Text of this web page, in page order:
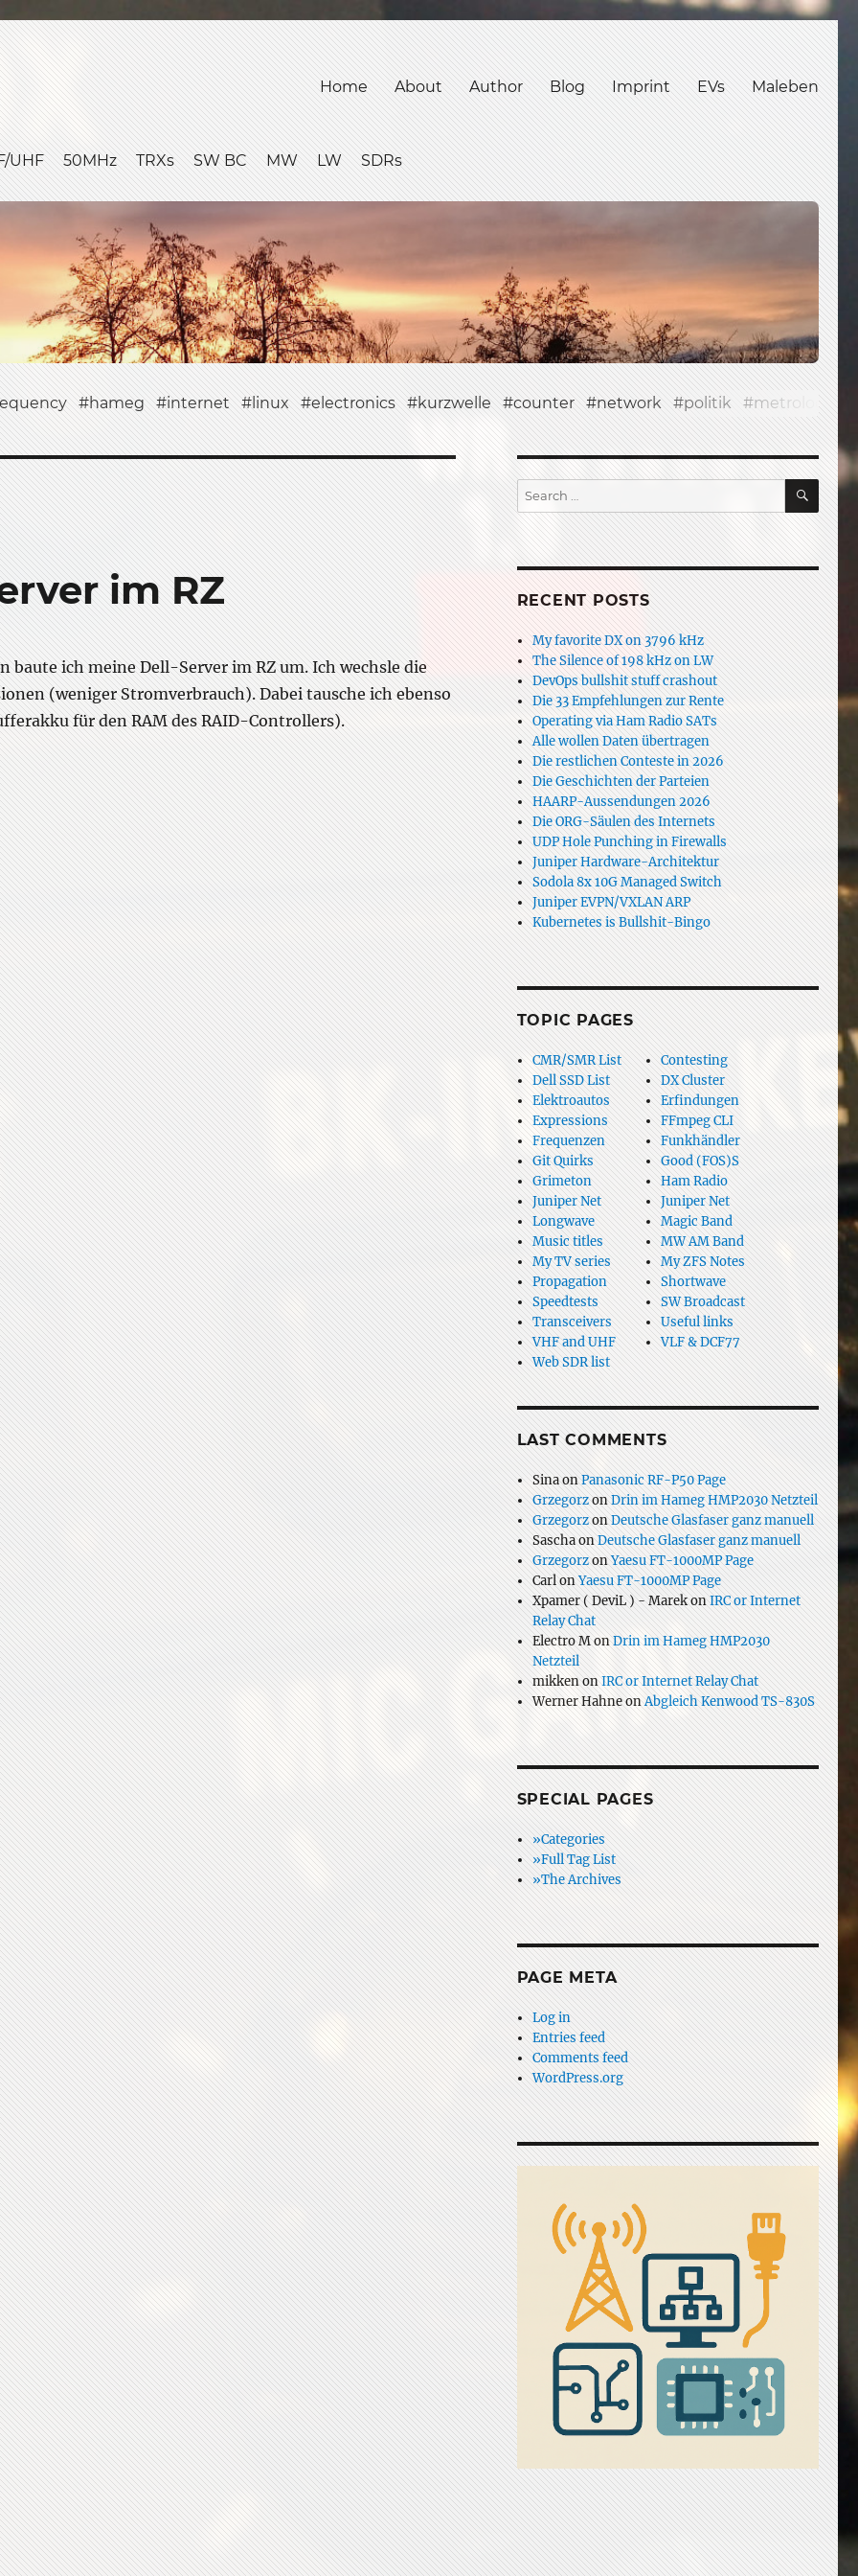
Home About Author Blog Imprint EVs Maleben
UHF 50MHz TRXs SW BC MW LW SDRs
hameg internet linux electronics kurzwelle counter network politik metrology
im RZ
baute ich meine Dell-Server im RZ um. Ich wechsle die
(weniger Stromverbrauch). Dabei tausche ich ebenso
für den RAM des RAID-Controllers).
der Dell-Server im RZ”
Search
for:
RECENT POSTS
My favorite DX on 3796 kHz
The Silence of 198 kHz on LW
DevOps bullshit stuff crashout
Die 33 Empfehlungen zur Rente
Operating via Ham Radio SATs
Alle wollen Daten übertragen
Die restlichen Conteste in 2026
Die Geschichten der Parteien
HAARP-Aussendungen 2026
Die ORG-Säulen des Internets
UDP Hole Punching in Firewalls
Juniper Hardware-Architektur
Sodola 8x 10G Managed Switch
Juniper EVPN/VXLAN ARP
Kubernetes is Bullshit-Bingo
TOPIC PAGES
CMR/SMR List
Contesting
Dell SSD List
DX Cluster
Elektroautos
Erfindungen
Expressions
FFmpeg CLI
Frequenzen
Funkhändler
Git Quirks
Good (FOS)S
Grimeton
Ham Radio
Juniper Net
Juniper Net
Longwave
Magic Band
Music titles
MW AM Band
My TV series
My ZFS Notes
Propagation
Shortwave
Speedtests
SW Broadcast
Transceivers
Useful links
VHF and UHF
VLF & DCF77
Web SDR list
LAST COMMENTS
SinaonPanasonic RF-P50 Page
GrzegorzonDrin im Hameg HMP2030 Netzteil
GrzegorzonDeutsche Glasfaser ganz manuell
SaschaonDeutsche Glasfaser ganz manuell
GrzegorzonYaesu FT-1000MP Page
CarlonYaesu FT-1000MP Page
Xpamer ( DeviL ) - MarekonIRC or Internet
Relay Chat
Electro MonDrin im Hameg HMP2030
Netzteil
mikkenonIRC or Internet Relay Chat
Werner HahneonAbgleich Kenwood TS-830S
SPECIAL PAGES
»Categories
»Full Tag List
»The Archives
PAGE META
Log in
Entries feed
Comments feed
WordPress.org